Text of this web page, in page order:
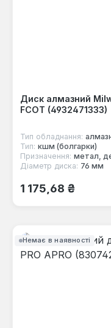
Диск алмазний
FCOT (4932471333)
Тип обладнання:
Тип: кшм (болгарки)
Призначення: метал,
Діаметр диска: 76 мм
Звичайна ціна:
1 175,68 ₴
Немає в наявності